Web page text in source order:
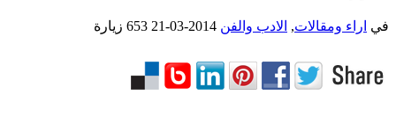
في اراء ومقالات, الادب والفن 2014-03-21 653 زيارة